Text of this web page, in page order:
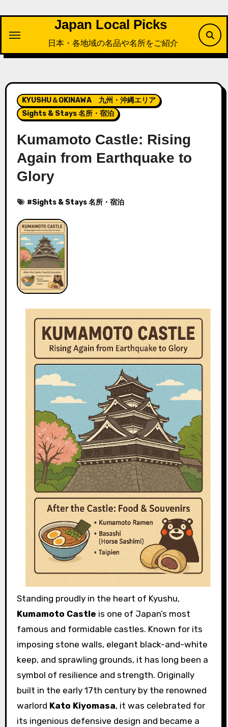
プ
Japan Local Picks
日本・各地域の名品や名所をご紹介
KYUSHU＆OKINAWA 九州・沖縄エリア
Sights & Stays 名所・宿泊
Kumamoto Castle: Rising
Again from Earthquake to
Glory
#Sights & Stays 名所・宿泊
Standing proudly in the heart of Kyushu,
Kumamoto Castle is one of Japan’s most
famous and formidable castles. Known for its
imposing stone walls, elegant black-and-white
keep, and sprawling grounds, it has long been a
symbol of resilience and strength. Originally
built in the early 17th century by the renowned
warlord Kato Kiyomasa, it was celebrated for
its ingenious defensive design and became a